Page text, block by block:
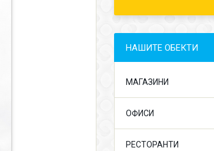
НАШИТЕ ОБЕКТИ
МАГАЗИНИ
ОФИСИ
РЕСТОРАНТИ